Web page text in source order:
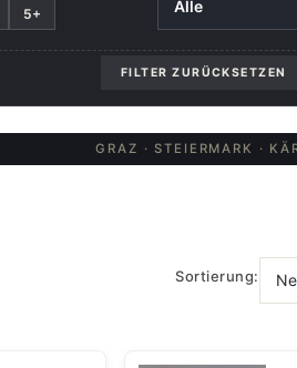
5+
FILTER ZURÜCKSETZEN
GRAZ · STEIERMARK ·
Sortierung: